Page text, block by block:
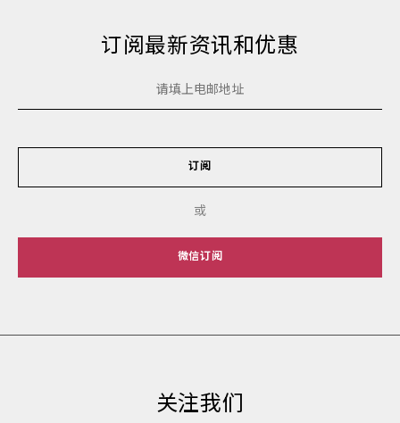
订阅最新资讯和优惠
订阅
或
微信订阅
关注我们